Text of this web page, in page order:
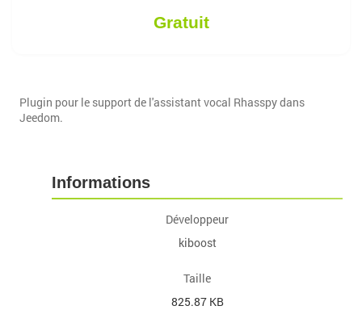
Gratuit
Plugin pour le support de l'assistant vocal Rhasspy dans
Jeedom.
Informations
Développeur
kiboost
Taille
825.87 KB